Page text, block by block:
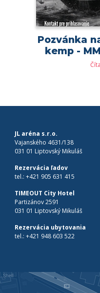
Pozvánka
kemp -
JL aréna s.r.o.
Vajanského 4631/138
031 01 Liptovský Mikuláš
Rezervácia ľadov
tel.: +421 905 631 415
TIMEOUT City Hotel
Partizánov 2591
031 01 Liptovský Mikuláš
Rezervácia ubytovania
tel.: +421 948 603 522